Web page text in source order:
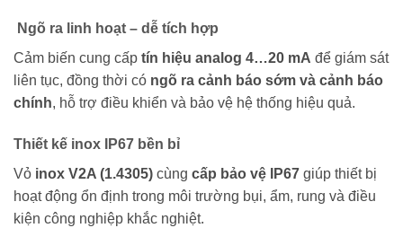
Ngõ ra linh hoạt – dễ tích hợp
Cảm biến cung cấp tín hiệu analog 4…20 mA để giám sát
liên tục, đồng thời có ngõ ra cảnh báo sớm và cảnh báo
chính, hỗ trợ điều khiển và bảo vệ hệ thống hiệu quả.
Thiết kế inox IP67 bền bỉ
Vỏ inox V2A (1.4305) cùng cấp bảo vệ IP67 giúp thiết bị
hoạt động ổn định trong môi trường bụi, ẩm, rung và điều
kiện công nghiệp khắc nghiệt.